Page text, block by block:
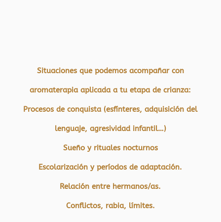
Situaciones que podemos acompañar con
aromaterapia aplicada a tu etapa de crianza:
Procesos de conquista (esfínteres, adquisición del
lenguaje, agresividad infantil…)
Sueño y rituales nocturnos
Escolarización y períodos de adaptación.
Relación entre hermanos/as.
Conflictos, rabia, límites.